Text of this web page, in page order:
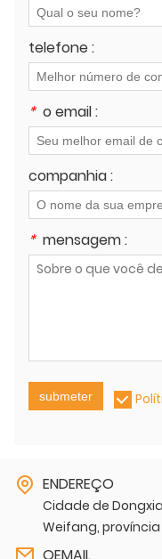
telefone :
* o email :
companhia :
* mensagem :
submeter
ENDEREÇO
Cidade de
Weifang,
OEMAIL